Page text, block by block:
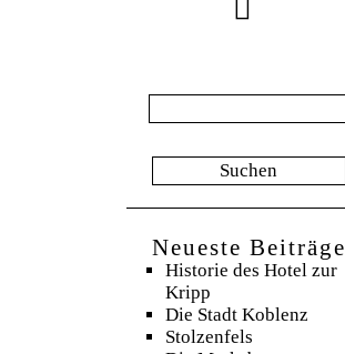
nach:
Neueste Beiträge
Historie des Hotel zur
Kripp
Die Stadt Koblenz
Stolzenfels